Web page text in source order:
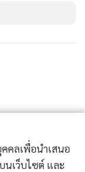
าออกหรือไม่ นาย
ม่เอาสารพิษ
รณาตัวเอง วันนี้
าทนแรงกดดันมา
อยากเอาม็อบ
คลเพื่อนำเสนอ
เว็บไซต์ และ